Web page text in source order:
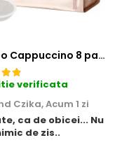
Senseo Cappuccino 8 paduri
verificata
Czika,Acum 1 zi
ca de obicei... Nu
de zis..